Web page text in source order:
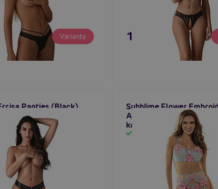
Varianty 11,80 €
Panties (Black),
so zipsom
Subblime Flower
And Garter Belt Set
krajková súprava s